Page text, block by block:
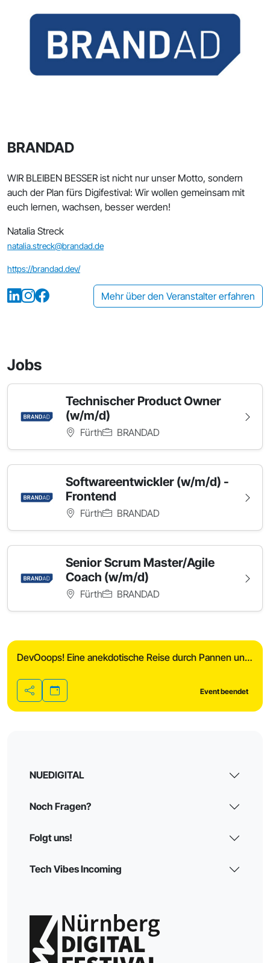
BRANDAD
WIR BLEIBEN BESSER ist nicht nur unser Motto, sondern
auch der Plan fürs Digifestival: Wir wollen gemeinsam mit
euch lernen, wachsen, besser werden!
Natalia Streck
natalia.streck@brandad.de
https://brandad.dev/
Mehr über den Veranstalter erfahren
Jobs
Technischer Product Owner
(w/m/d)
Fürth BRANDAD
Softwareentwickler (w/m/d) -
Frontend
Fürth BRANDAD
Senior Scrum Master/Agile
Coach (w/m/d)
Fürth BRANDAD
DevOoops! Eine anekdotische Reise durch Pannen und Fails der IT-Welt
Teilen
Event beendet
NUEDIGITAL
Noch Fragen?
Folgt uns!
Tech Vibes Incoming